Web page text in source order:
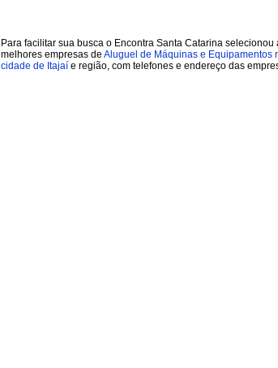
Para facilitar sua busca o Encontra Santa Catarina selecionou
melhores empresas de Aluguel de Máquinas e Equipamentos
cidade de Itajaí e região, com telefones e endereço das